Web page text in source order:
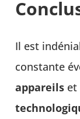
Il est
constante
appareils et